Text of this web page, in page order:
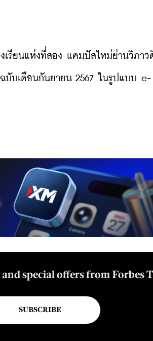
เรียนแห่งที่สอง แคมปัสใหม่ย่านวิภาว
บับเดือนกันยายน 2567 ในรูปแบบ e-
special offers from Forbes
SUBSCRIBE